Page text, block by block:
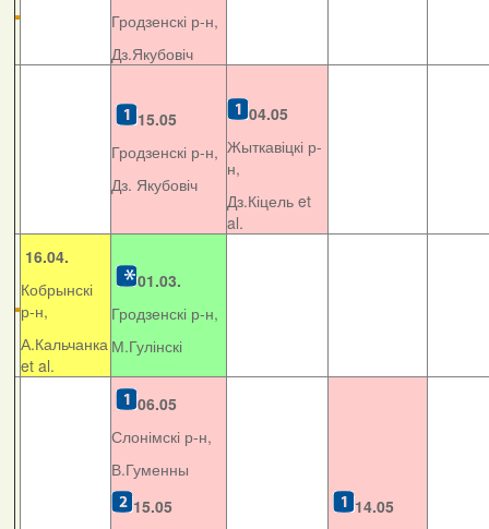
Гродзенскі р-н,
Дз.Якубовіч
15.05
Гродзенскі р-н,
Дз. Якубовіч
04.05
Жыткавіцкі р-
н,
Дз.Кіцель et
al.
16.04.
Кобрынскі
р-н,
А.Кальчанка
et al.
01.03.
Гродзенскі р-н,
М.Гулінскі
06.05
Слонімскі р-н,
В.Гуменны
15.05
14.05